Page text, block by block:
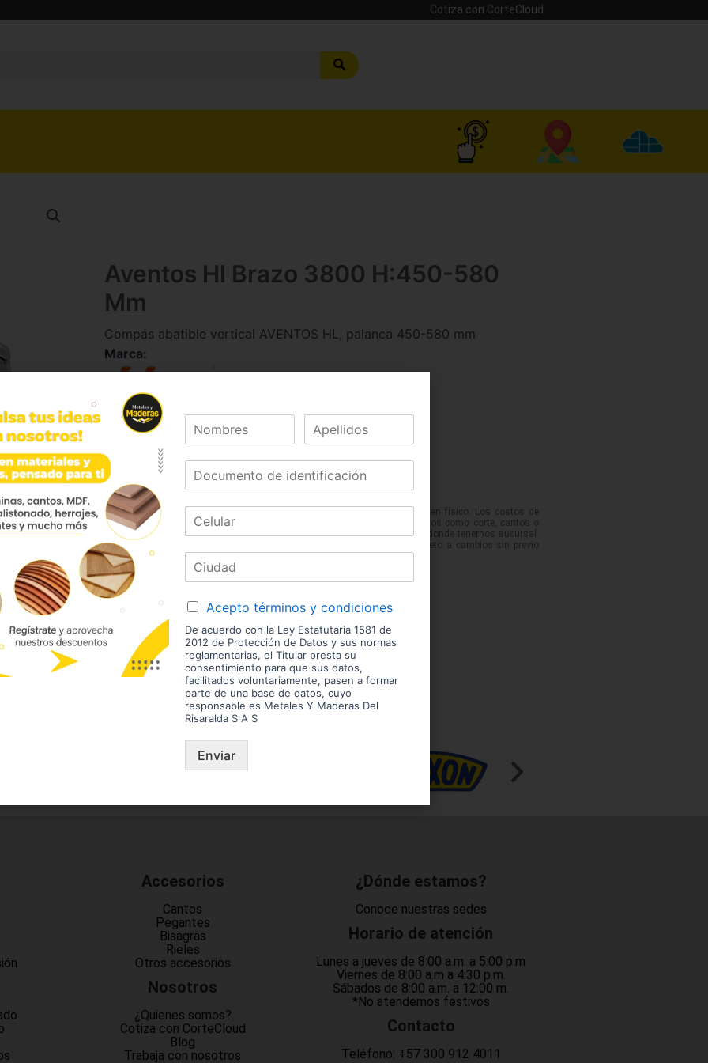
Cotiza con CorteCloud
Aventos Hl Brazo 3800 H:450-580
Mm
Compás abatible vertical AVENTOS HL, palanca 450-580 mm
Marca:
Código:
Referencia:
20L3900.06
Las imágenes mostradas son de referencia y los colores podrían variar en físico. Los costos de
envío son variables y serán asumidos por el comprador. No incluye servicios como corte, cantos o
enchape. Sólo despachamos tableros en la zona urbana de las ciudades donde tenemos sucursal.
Disponibilidad de mercancía sujeta a verificación de inventario. Precio sujeto a cambios sin previo
aviso.
Marcas
Accesorios
Cantos
Pegantes
Bisagras
Rieles
Otros accesorios
Nosotros
¿Quienes somos?
Cotiza con CorteCloud
Blog
Trabaja con nosotros
¿Dónde estamos?
Conoce nuestras sedes
Horario de atención
Lunes a jueves de 8:00 a.m. a 5:00 p.m
Viernes de 8:00 a.m a 4:30 p.m.
Sábados de 8:00 a.m. a 12:00 m.
*No atendemos festivos
Contacto
Teléfono: +57 300 912 4011
Acepto términos y condiciones
De acuerdo con la Ley Estatutaria 1581 de
2012 de Protección de Datos y sus normas
reglamentarias, el Titular presta su
consentimiento para que sus datos,
facilitados voluntariamente, pasen a formar
parte de una base de datos, cuyo
responsable es Metales Y Maderas Del
Risaralda S A S
Enviar